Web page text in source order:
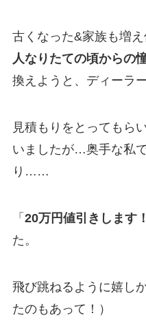
古くなった&家族も増え
人なりたての頃からの
換えようと、ディーラ
見積もりをとってもら
いましたが…奥手な私
り……
「 20万円値引きします！
た。
飛び跳ねるように嬉し
たのもあって！）